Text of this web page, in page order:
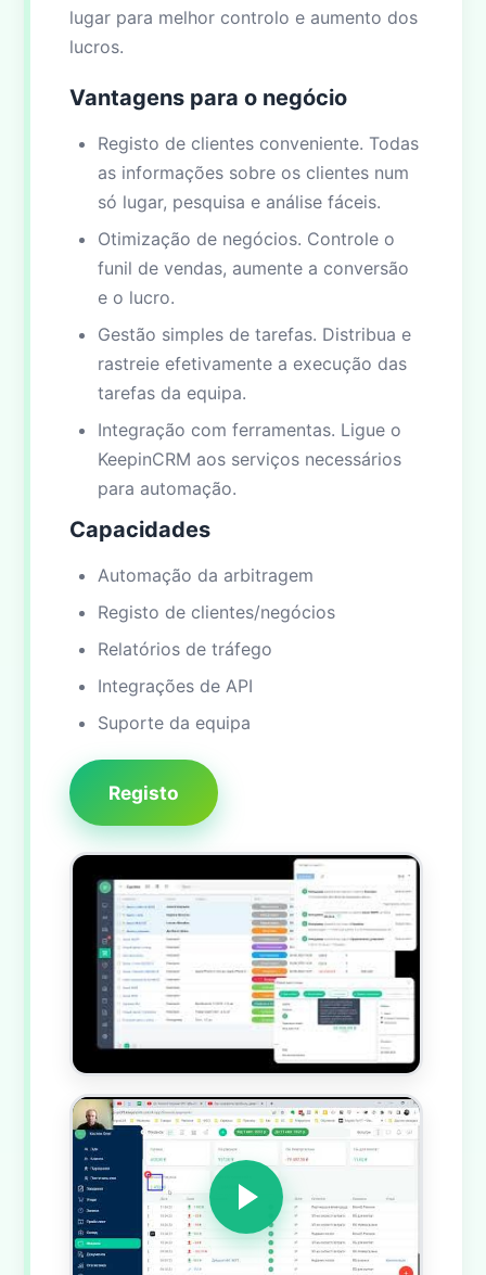
lugar para melhor controlo e aumento dos
lucros.
Vantagens para o negócio
Registo de clientes conveniente. Todas
as informações sobre os clientes num
só lugar, pesquisa e análise fáceis.
Otimização de negócios. Controle o
funil de vendas, aumente a conversão
e o lucro.
Gestão simples de tarefas. Distribua e
rastreie efetivamente a execução das
tarefas da equipa.
Integração com ferramentas. Ligue o
KeepinCRM aos serviços necessários
para automação.
Capacidades
Automação da arbitragem
Registo de clientes/negócios
Relatórios de tráfego
Integrações de API
Suporte da equipa
Registo